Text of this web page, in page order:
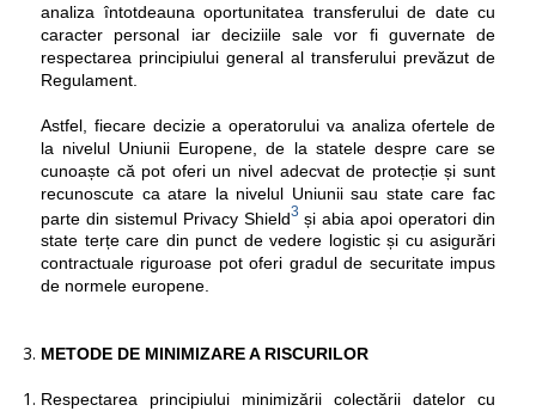
analiza întotdeauna oportunitatea transferului de date cu
caracter personal iar deciziile sale vor fi guvernate de
respectarea principiului general al transferului prevăzut de
Regulament.
Astfel, fiecare decizie a operatorului va analiza ofertele de
la nivelul Uniunii Europene, de la statele despre care se
cunoaște că pot oferi un nivel adecvat de protecție și sunt
recunoscute ca atare la nivelul Uniunii sau state care fac
parte din sistemul Privacy Shield3 și abia apoi operatori din
state terțe care din punct de vedere logistic și cu asigurări
contractuale riguroase pot oferi gradul de securitate impus
de normele europene.
METODE DE MINIMIZARE A RISCURILOR
Respectarea principiului minimizării colectării datelor cu